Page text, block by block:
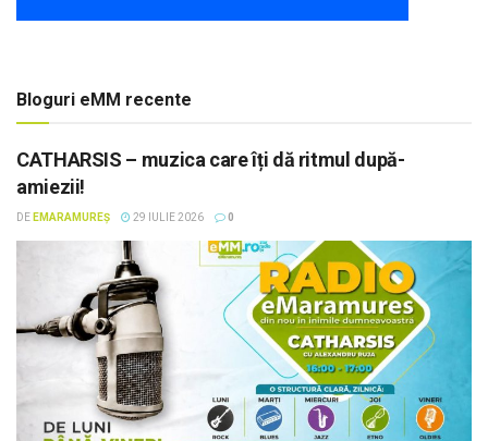
Bloguri eMM recente
CATHARSIS – muzica care îți dă ritmul după-
amiezii!
DE EMARAMUREȘ 29 IULIE 2026 0